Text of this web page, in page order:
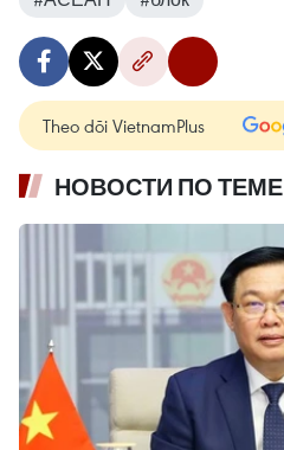
Theo dõi VietnamPlus
НОВОСТИ ПО ТЕМЕ